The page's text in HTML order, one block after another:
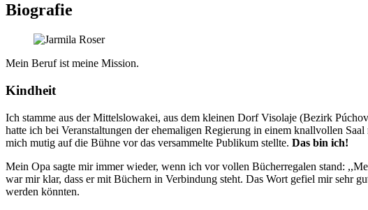
Biografie
Mein Beruf ist meine Mission.
Kindheit
Ich stamme aus der Mittelslowakei, aus dem kleinen Dorf Visolaje (Bezirk
hatte ich bei Veranstaltungen der ehemaligen Regierung in einem knallvollen
mich mutig auf die Bühne vor das versammelte Publikum stellte. Das bin ich!
Mein Opa sagte mir immer wieder, wenn ich vor vollen Bücherregalen stand:
war mir klar, dass er mit Büchern in Verbindung steht. Das Wort gefiel mir sehr
werden könnten.